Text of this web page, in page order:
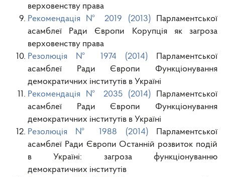
верховенству права
Рекомендація № 2019 (2013) Парламентської
асамблеї Ради Європи Корупція як загроза
верховенству права
Резолюція № 1974 (2014)Парламентської
асамблеї Ради Європи Функціонування
демократичних інститутів в Україні
Рекомендація № 2035 (2014) Парламентської
асамблеї Ради Європи Функціонування
демократичних інститутів в Україні
Резолюція № 1988 (2014)Парламентської
асамблеї Ради Європи Останній розвиток подій
в Україні: загроза функціонуванню
демократичних інститутів